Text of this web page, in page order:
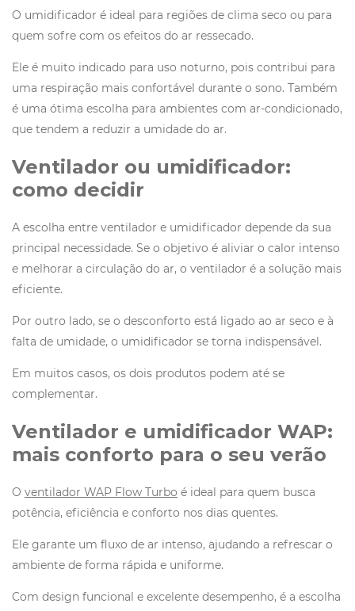
O umidificador é ideal para regiões de clima seco ou para
quem sofre com os efeitos do ar ressecado.
Ele é muito indicado para uso noturno, pois contribui para
uma respiração mais confortável durante o sono. Também
é uma ótima escolha para ambientes com ar-condicionado,
que tendem a reduzir a umidade do ar.
Ventilador ou umidificador:
como decidir
A escolha entre ventilador e umidificador depende da sua
principal necessidade. Se o objetivo é aliviar o calor intenso
e melhorar a circulação do ar, o ventilador é a solução mais
eficiente.
Por outro lado, se o desconforto está ligado ao ar seco e à
falta de umidade, o umidificador se torna indispensável.
Em muitos casos, os dois produtos podem até se
complementar.
Ventilador e umidificador WAP:
mais conforto para o seu verão
O ventilador WAP Flow Turbo é ideal para quem busca
potência, eficiência e conforto nos dias quentes.
Ele garante um fluxo de ar intenso, ajudando a refrescar o
ambiente de forma rápida e uniforme.
Com design funcional e excelente desempenho, é a escolha